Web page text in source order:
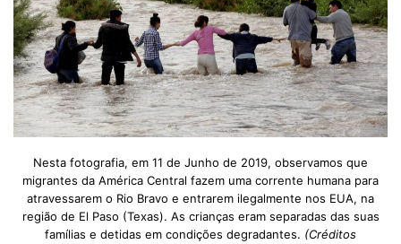
Nesta fotografia, em 11 de Junho de 2019, observamos que
migrantes da América Central fazem uma corrente humana para
atravessarem o Rio Bravo e entrarem ilegalmente nos EUA, na
região de El Paso (Texas). As crianças eram separadas das suas
famílias e detidas em condições degradantes. (Créditos